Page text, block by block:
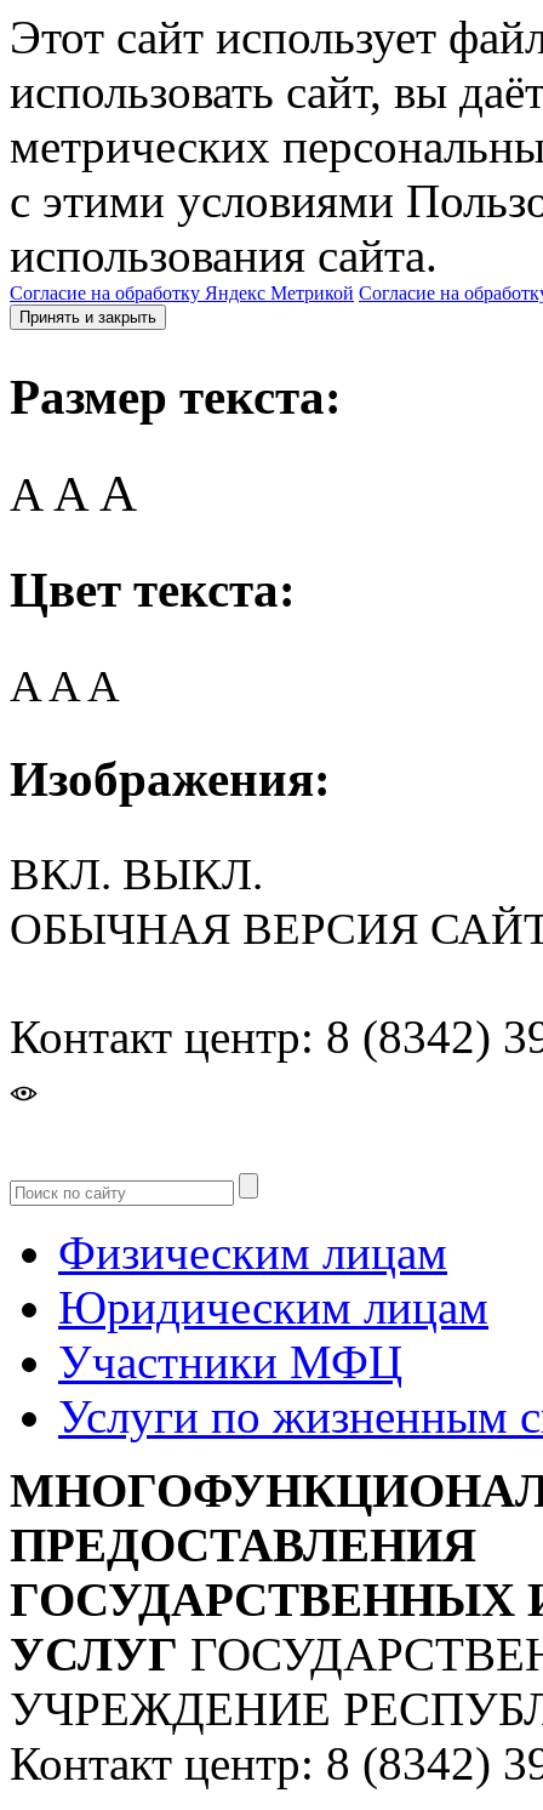
Этот сайт использует
использовать сайт, вы
метрических
с этими условиями
использования сайта.
Согласие на обработку Яндекс Метрикой Согласие на
Принять и закрыть
Размер текста:
A AA
Цвет текста:
AAA
Изображения:
ВКЛ. ВЫКЛ.
ОБЫЧНАЯ ВЕРСИЯ
Контакт центр: 8 (8342)
Физическим лицам
Юридическим лицам
Участники МФЦ
Услуги по жизненным
ПРЕДОСТАВЛЕНИЯ
УСЛУГ
УЧРЕЖДЕНИЕ
Контакт центр: 8 (8342)